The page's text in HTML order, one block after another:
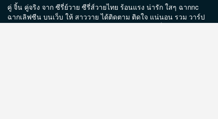
คู่ จิ้น คู่จริง จาก ซีรี่ย์วาย ซีรี่ส์วายไทย ร้อนแรง น่ารัก ใสๆ ฉากnc
ฉากเลิฟซีน บนเว็บ ให้ สาววาย ได้ติดตาม ติดใจ แน่นอน รวม วาร์ป
ช่องทางการติดตาม และ รูป นักแสดง ให้ได้ชม บน เว็บ yblood